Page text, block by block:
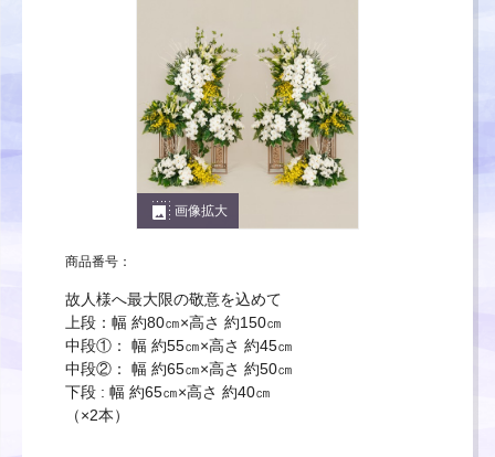
photo_size_select_large 画像拡大
商品番号：
故人様へ最大限の敬意を込めて
上段：幅 約80㎝×高さ 約150㎝
中段①： 幅 約55㎝×高さ 約45㎝
中段②： 幅 約65㎝×高さ 約50㎝
下段 : 幅 約65㎝×高さ 約40㎝
（×2本）